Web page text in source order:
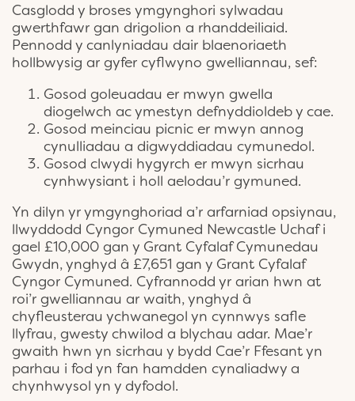
Casglodd y broses ymgynghori sylwadau
gwerthfawr gan drigolion a rhanddeiliaid.
Pennodd y canlyniadau dair blaenoriaeth
hollbwysig ar gyfer cyflwyno gwelliannau, sef:
Gosod goleuadau er mwyn gwella
diogelwch ac ymestyn defnyddioldeb y cae.
Gosod meinciau picnic er mwyn annog
cynulliadau a digwyddiadau cymunedol.
Gosod clwydi hygyrch er mwyn sicrhau
cynhwysiant i holl aelodau’r gymuned.
Yn dilyn yr ymgynghoriad a’r arfarniad opsiynau,
llwyddodd Cyngor Cymuned Newcastle Uchaf i
gael £10,000 gan y Grant Cyfalaf Cymunedau
Gwydn, ynghyd â £7,651 gan y Grant Cyfalaf
Cyngor Cymuned. Cyfrannodd yr arian hwn at
roi’r gwelliannau ar waith, ynghyd â
chyfleusterau ychwanegol yn cynnwys safle
llyfrau, gwesty chwilod a blychau adar. Mae’r
gwaith hwn yn sicrhau y bydd Cae’r Ffesant yn
parhau i fod yn fan hamdden cynaliadwy a
chynhwysol yn y dyfodol.